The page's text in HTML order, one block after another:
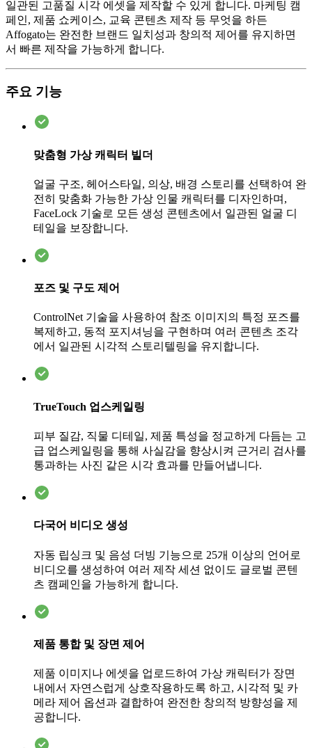
일관된 고품질 시각 에셋을 제작할 수 있게 합니다. 마케팅 캠
페인, 제품 쇼케이스, 교육 콘텐츠 제작 등 무엇을 하든
Affogato는 완전한 브랜드 일치성과 창의적 제어를 유지하면
서 빠른 제작을 가능하게 합니다.
주요 기능
맞춤형 가상 캐릭터 빌더
얼굴 구조, 헤어스타일, 의상, 배경 스토리를 선택하여 완
전히 맞춤화 가능한 가상 인물 캐릭터를 디자인하며,
FaceLock 기술로 모든 생성 콘텐츠에서 일관된 얼굴 디
테일을 보장합니다.
포즈 및 구도 제어
ControlNet 기술을 사용하여 참조 이미지의 특정 포즈를
복제하고, 동적 포지셔닝을 구현하며 여러 콘텐츠 조각
에서 일관된 시각적 스토리텔링을 유지합니다.
TrueTouch 업스케일링
피부 질감, 직물 디테일, 제품 특성을 정교하게 다듬는 고
급 업스케일링을 통해 사실감을 향상시켜 근거리 검사를
통과하는 사진 같은 시각 효과를 만들어냅니다.
다국어 비디오 생성
자동 립싱크 및 음성 더빙 기능으로 25개 이상의 언어로
비디오를 생성하여 여러 제작 세션 없이도 글로벌 콘텐
츠 캠페인을 가능하게 합니다.
제품 통합 및 장면 제어
제품 이미지나 에셋을 업로드하여 가상 캐릭터가 장면
내에서 자연스럽게 상호작용하도록 하고, 시각적 및 카
메라 제어 옵션과 결합하여 완전한 창의적 방향성을 제
공합니다.